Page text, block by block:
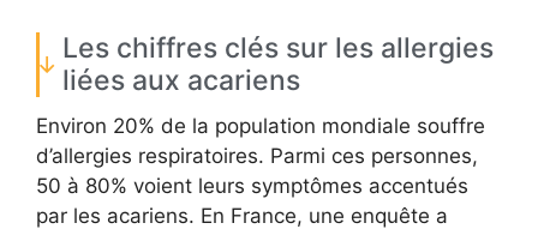
Les chiffres clés sur les allergies
liées aux acariens
Environ 20% de la population mondiale souffre
d’allergies respiratoires. Parmi ces personnes,
50 à 80% voient leurs symptômes accentués
par les acariens. En France, une enquête a